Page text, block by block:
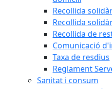
Recollida
Recollida
Recollida de
Comunicació
Taxa de resdius
Reglament
Sanitat i consum